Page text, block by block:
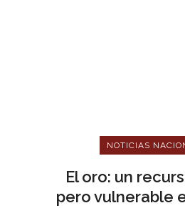
NOTICIAS
El oro: un
pero vulnerable